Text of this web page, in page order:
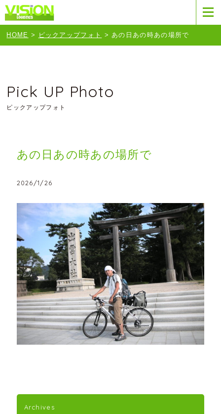
HOME > ピックアップフォト >あの日あの時あの場所で
Pick UP Photo
ピックアップフォト
あの日あの時あの場所で
2026/1/26
Archives